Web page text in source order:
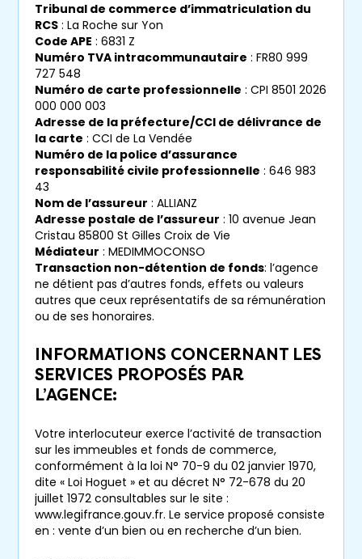
Tribunal de commerce d’immatriculation du
RCS : La Roche sur Yon
Code APE : 6831 Z
Numéro TVA intracommunautaire : FR80 999
727 548
Numéro de carte professionnelle : CPI 8501 2026
000 000 003
Adresse de la préfecture/CCI de délivrance de
la carte : CCI de La Vendée
Numéro de la police d’assurance
responsabilité civile professionnelle : 646 983
43
Nom de l’assureur : ALLIANZ
Adresse postale de l’assureur : 10 avenue Jean
Cristau 85800 St Gilles Croix de Vie
Médiateur : MEDIMMOCONSO
Transaction non-détention de fonds: l’agence
ne détient pas d’autres fonds, effets ou valeurs
autres que ceux représentatifs de sa rémunération
ou de ses honoraires.
INFORMATIONS CONCERNANT LES
SERVICES PROPOSÉS PAR
L’AGENCE:
Votre interlocuteur exerce l’activité de transaction
sur les immeubles et fonds de commerce,
conformément à la loi N° 70-9 du 02 janvier 1970,
dite « Loi Hoguet » et au décret N° 72-678 du 20
juillet 1972 consultables sur le site :
www.legifrance.gouv.fr. Le service proposé consiste
en : vente d’un bien ou en recherche d’un bien.
Renseignez votre adresse mail :
J'ai lu et j'accepte lesmentions légaleset
politiques de confidentialité
du site.
Recevoir les dernières annonces